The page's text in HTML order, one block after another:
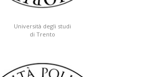
Università degli studi
di Trento